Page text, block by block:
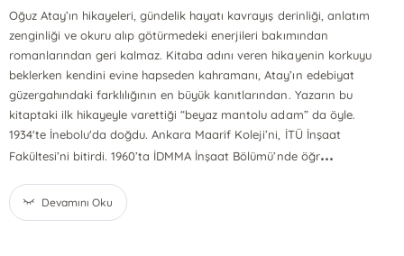
Oğuz Atay’ın hikayeleri, gündelik hayatı kavrayış derinliği, anlatım
zenginliği ve okuru alıp götürmedeki enerjileri bakımından
romanlarından geri kalmaz. Kitaba adını veren hikayenin korkuyu
beklerken kendini evine hapseden kahramanı, Atay’ın edebiyat
güzergahındaki farklılığının en büyük kanıtlarından. Yazarın bu
kitaptaki ilk hikayeyle varettiği “beyaz mantolu adam” da öyle.
1934'te İnebolu'da doğdu. Ankara Maarif Koleji’ni, İTÜ İnşaat
Fakültesi’ni bitirdi. 1960’ta İDMMA İnşaat Bölümü’nde öğr...
Devamını Oku